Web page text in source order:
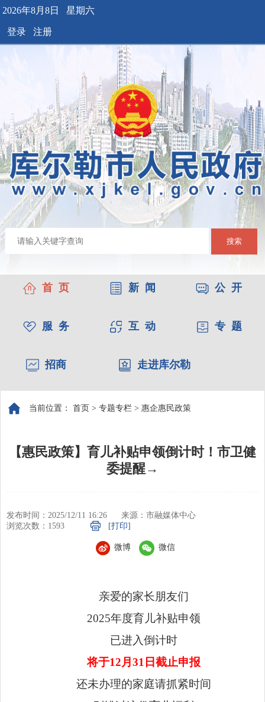
2026年8月8日 星期六
登录 注册
搜索
首 页 新 闻 公 开
服 务 互 动 专 题
招商 走进库尔勒
当前位置： 首页 > 专题专栏 > 惠企惠民政策
【惠民政策】育儿补贴申领倒计时！市卫健
委提醒→
发布时间：2025/12/11 16:26
来源：市融媒体中心
浏览次数： 1593 [打印]
微博 微信
亲爱的家长朋友们
2025年度育儿补贴申领
已进入倒计时
将于12月31日截止申报
还未办理的家庭请抓紧时间